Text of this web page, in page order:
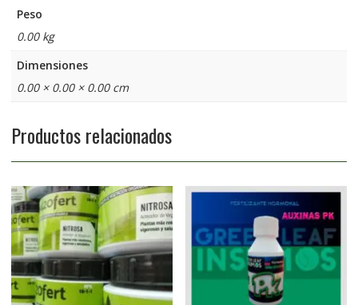
Peso
0.00 kg
Dimensiones
0.00 × 0.00 × 0.00 cm
Productos relacionados